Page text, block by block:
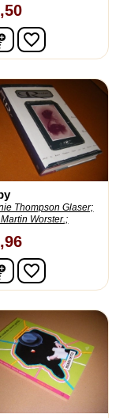
In winkelwagen
favorite_border
Thompson Glaser;
Worster.;
In winkelwagen
favorite_border